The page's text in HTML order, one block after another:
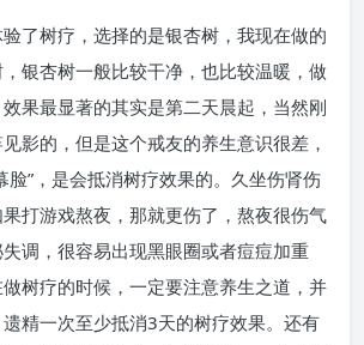
了树疗，选择的是银杏树，我现在做的
银杏树一般比较干净，也比较温暖，做
果最显著的其实是第二天晨起，当然刚
影的，但是这个戒友的养生意识很差，
脸”，是会抵消树疗效果的。久坐伤肾伤
打游戏熬夜，那就更伤了，熬夜很伤气
调，很容易出现黑眼圈或者痘痘加重
树疗的时候，一定要注意养生之道，并
精一次至少抵消3天的树疗效果。还有